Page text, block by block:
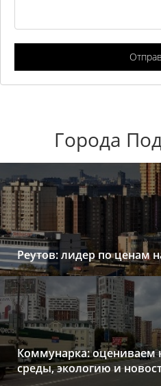
Города
Реутов: лидер по ценам
Коммунарка: оцениваем
среды, экологию и